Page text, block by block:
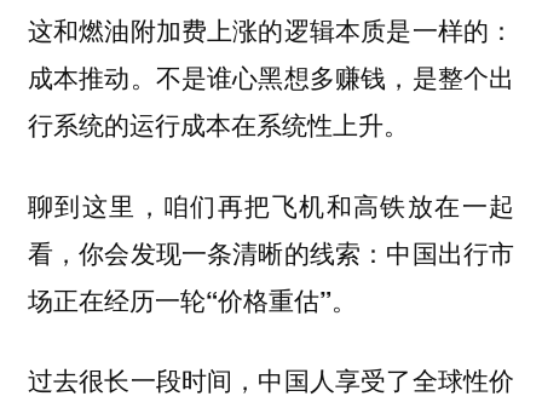
这和燃油附加费上涨的逻辑本质是一样的：
成本推动。不是谁心黑想多赚钱，是整个出
行系统的运行成本在系统性上升。
聊到这里，咱们再把飞机和高铁放在一起
看，你会发现一条清晰的线索： 中国出行市
场正在经历一轮“价格重估”。
过去很长一段时间，中国人享受了全球性价